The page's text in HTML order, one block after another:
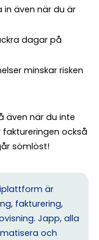
även när du är
dagar på
minskar risken
även när du inte
också
sömlöst!
är
fakturering,
Japp, alla
och